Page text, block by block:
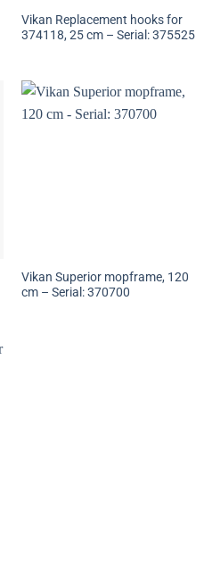
Vikan Replacement hooks for
374118, 25 cm – Serial: 375525
Vikan Superior mopframe, 120
cm – Serial: 370700